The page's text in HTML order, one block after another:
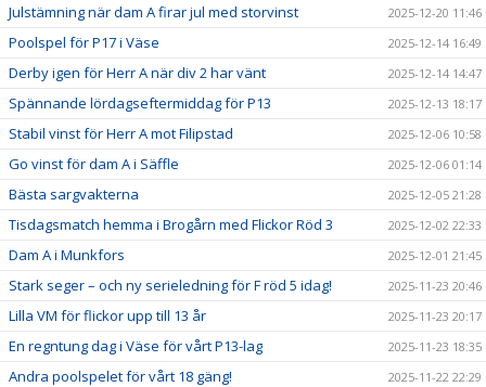
Julstämning när dam A firar jul med storvinst 2025-12-20 11:46
Poolspel för P17 i Väse 2025-12-14 16:49
Derby igen för Herr A när div 2 har vänt 2025-12-14 14:47
Spännande lördagseftermiddag för P13 2025-12-13 18:17
Stabil vinst för Herr A mot Filipstad 2025-12-06 10:58
Go vinst för dam A i Säffle 2025-12-06 01:14
Bästa sargvakterna 2025-12-05 21:28
Tisdagsmatch hemma i Brogårn med Flickor Röd 3 2025-12-02 22:33
Dam A i Munkfors 2025-12-01 21:45
Stark seger – och ny serieledning för F röd 5 idag! 2025-11-23 20:46
Lilla VM för flickor upp till 13 år 2025-11-23 20:17
En regntung dag i Väse för vårt P13-lag 2025-11-23 18:35
Andra poolspelet för vårt 18 gäng! 2025-11-22 22:29